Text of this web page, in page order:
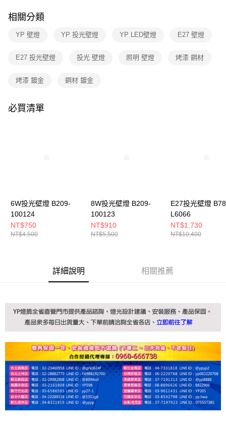
１．於結帳方式選擇「AFTEE先享後付」後，將跳轉至「AFTEE先享後付」
２．訂單成立數日內，您將收到繳費通知簡訊。
３．收到繳費通知簡訊後14天內，點擊此簡訊中的連結，可透過四大超商／
※ 請注意：結帳手續完成當下不需立刻繳費，但若您需要取消訂單，請聯絡
※ 交易是否成功請以「AFTEE先享後付 」之結帳頁面顯示為準，若有關於
３．未成年的使用者請事先徵得法定代理人或監護人之同意方可使用
「AFTEE先享後付」，若未經同意申辦者引起之損失，本公司不負相關責
任。
４．使用「AFTEE先享後付」時，將依據個別帳號之用戶狀況，依本公司即
時審查核予不同之上限額度；若仍有額度不足之情形，本公司將視審查結果
新竹貨運宅配
相關分類
YP 壁燈 YP 投光壁燈 YP LED壁燈 E27 壁燈
E27 投光壁燈 投光 壁燈 照明 壁燈 烤漆 鋼材
烤漆 鍍金 鋼材 鍍金
必買清單
6W投光壁燈 B209-
100124
NT$750
NT$4,500
8W投光壁燈 B209-
100123
NT$910
NT$5,500
E27投光壁燈
L6066
NT$1,730
NT$10,400
詳細說明 相關推薦